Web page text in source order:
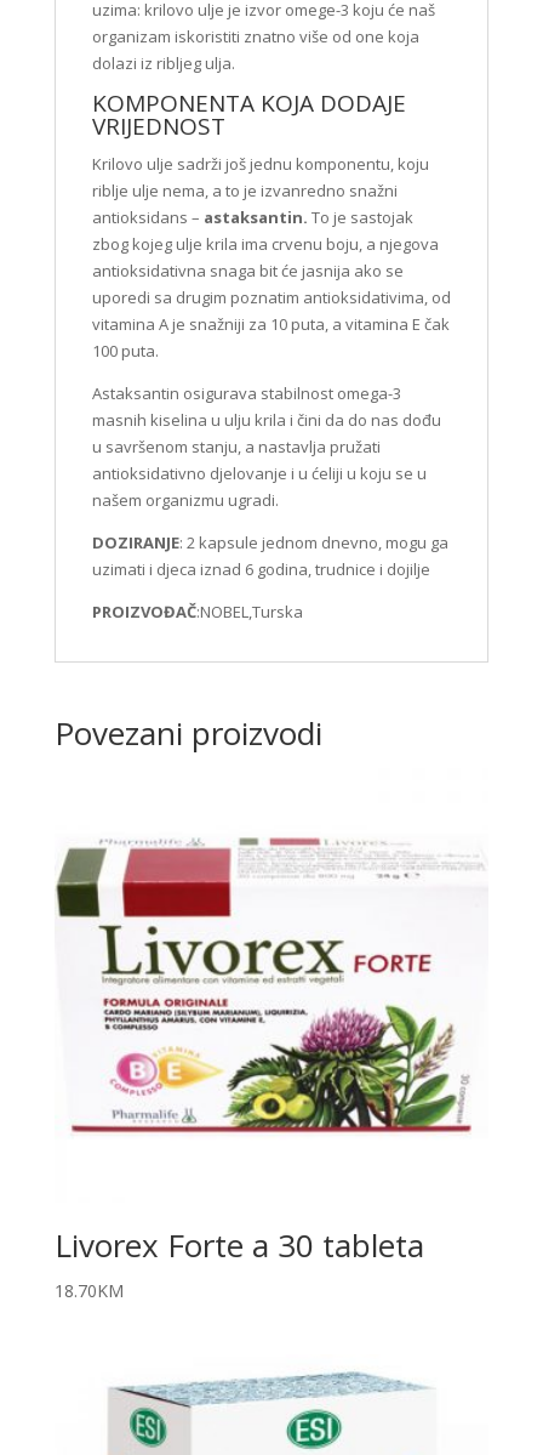
uzima: krilovo ulje je izvor omege-3 koju će naš
organizam iskoristiti znatno više od one koja
dolazi iz ribljeg ulja.
KOMPONENTA KOJA DODAJE
VRIJEDNOST
Krilovo ulje sadrži još jednu komponentu, koju
riblje ulje nema, a to je izvanredno snažni
antioksidans – astaksantin. To je sastojak
zbog kojeg ulje krila ima crvenu boju, a njegova
antioksidativna snaga bit će jasnija ako se
uporedi sa drugim poznatim antioksidativima, od
vitamina A je snažniji za 10 puta, a vitamina E čak
100 puta.
Astaksantin osigurava stabilnost omega-3
masnih kiselina u ulju krila i čini da do nas dođu
u savršenom stanju, a nastavlja pružati
antioksidativno djelovanje i u ćeliji u koju se u
našem organizmu ugradi.
DOZIRANJE: 2 kapsule jednom dnevno, mogu ga
uzimati i djeca iznad 6 godina, trudnice i dojilje
PROIZVOĐAČ:NOBEL,Turska
Povezani proizvodi
Livorex Forte a 30 tableta
18.70KM